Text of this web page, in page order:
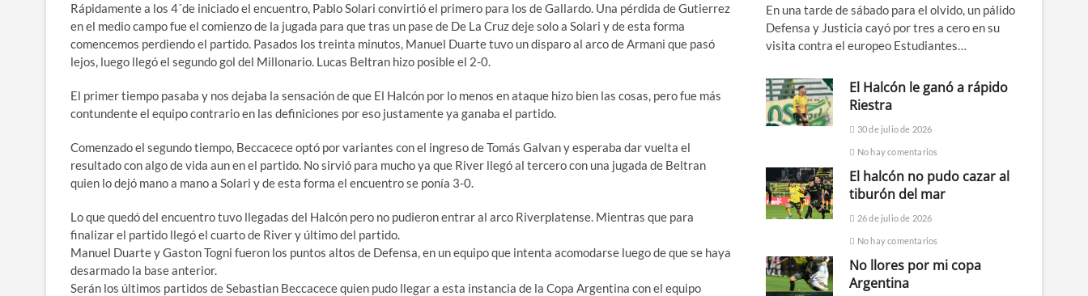
Rápidamente a los 4´de iniciado el encuentro, Pablo Solari convirtió el primero para los de Gallardo. Una pérdida de Gutierrez
en el medio campo fue el comienzo de la jugada para que tras un pase de De La Cruz deje solo a Solari y de esta forma
comencemos perdiendo el partido. Pasados los treinta minutos, Manuel Duarte tuvo un disparo al arco de Armani que pasó
lejos, luego llegó el segundo gol del Millonario. Lucas Beltran hizo posible el 2-0.
El primer tiempo pasaba y nos dejaba la sensación de que El Halcón por lo menos en ataque hizo bien las cosas, pero fue más
contundente el equipo contrario en las definiciones por eso justamente ya ganaba el partido.
Comenzado el segundo tiempo, Beccacece optó por variantes con el ingreso de Tomás Galvan y esperaba dar vuelta el
resultado con algo de vida aun en el partido. No sirvió para mucho ya que River llegó al tercero con una jugada de Beltran
quien lo dejó mano a mano a Solari y de esta forma el encuentro se ponía 3-0.
Lo que quedó del encuentro tuvo llegadas del Halcón pero no pudieron entrar al arco Riverplatense. Mientras que para
finalizar el partido llegó el cuarto de River y último del partido.
Manuel Duarte y Gaston Togni fueron los puntos altos de Defensa, en un equipo que intenta acomodarse luego de que se haya
desarmado la base anterior.
Serán los últimos partidos de Sebastian Beccacece quien pudo llegar a esta instancia de la Copa Argentina con el equipo
En una tarde de sábado para el olvido, un pálido
Defensa y Justicia cayó por tres a cero en su
visita contra el europeo Estudiantes…
El Halcón le ganó a rápido
Riestra
30 de julio de 2026
No hay comentarios
El halcón no pudo cazar al
tiburón del mar
26 de julio de 2026
No hay comentarios
No llores por mi copa
Argentina